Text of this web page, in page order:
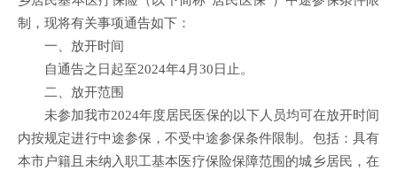
制，现将有关事项通告如下：
一、放开时间
自通告之日起至2024年4月30日止。
二、放开范围
未参加我市2024年度居民医保的以下人员均可在放开时间
内按规定进行中途参保，不受中途参保条件限制。包括：具有
本市户籍且未纳入职工基本医疗保险保障范围的城乡居民，在